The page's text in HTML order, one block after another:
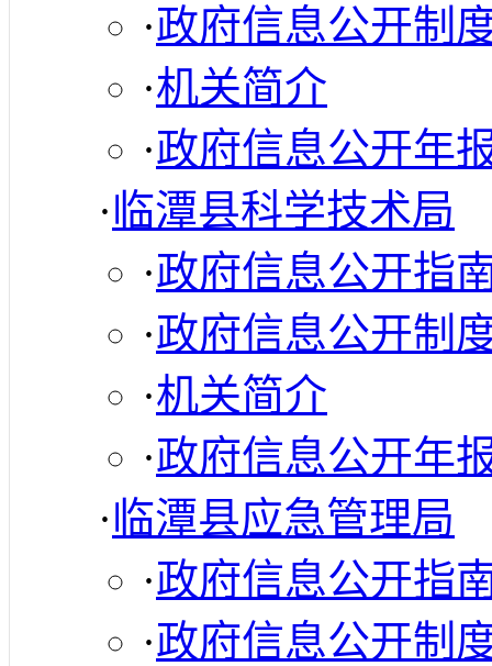
·政府信息公开制
·机关简介
·政府信息公开年
·临潭县科学技术局
·政府信息公开指
·政府信息公开制
·机关简介
·政府信息公开年
·临潭县应急管理局
·政府信息公开指
·政府信息公开制